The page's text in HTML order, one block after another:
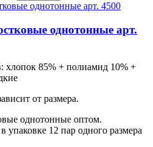
однотонные арт.
хлопок 85% + полиамид 10% +
от размера.
однотонные оптом.
упаковке 12 пар одного размера